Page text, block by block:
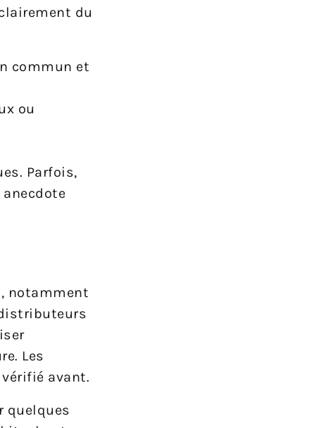
du
commun et
ou
Parfois,
notamment
Les
avant.
quelques